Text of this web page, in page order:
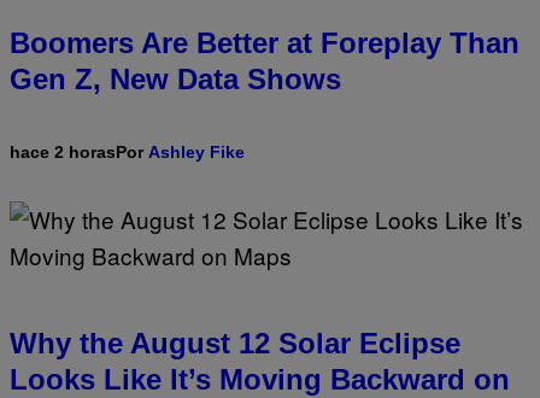
Boomers Are Better at Foreplay Than
Gen Z, New Data Shows
hace 2 horasPorAshley Fike
Why the August 12 Solar Eclipse
Looks Like It’s Moving Backward on